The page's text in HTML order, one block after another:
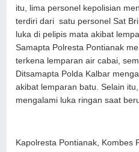
itu, lima personel kepolisian
terdiri dari satu personel Sat
luka di pelipis mata akibat
Samapta Polresta Pontianak
terkena lemparan air cabai,
Ditsamapta Polda Kalbar
akibat lemparan batu. Selain
mengalami luka ringan saat
Kapolresta Pontianak, Kombes